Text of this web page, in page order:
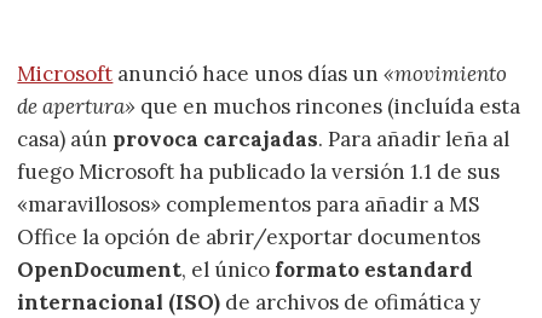
Microsoft anunció hace unos días un«movimiento
de apertura» que en muchos rincones (incluída esta
casa) aún provoca carcajadas. Para añadir leña al
fuego Microsoft ha publicado la versión 1.1 de sus
«maravillosos» complementos para añadir a MS
Office la opción de abrir/exportar documentos
OpenDocument, el único formato estandard
internacional (ISO) de archivos de ofimática y